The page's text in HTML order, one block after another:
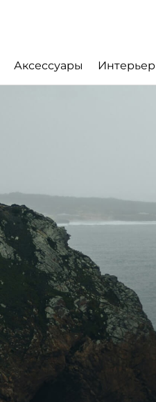
Аксессуары Интерьер